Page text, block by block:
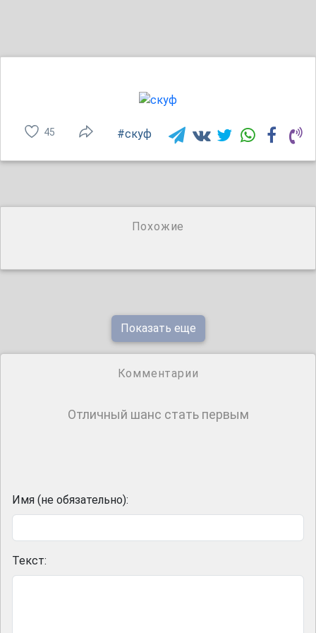
45 #скуф
Похожие
Показать еще
Комментарии
Отличный шанс стать первым
Имя (не обязательно):
Текст: